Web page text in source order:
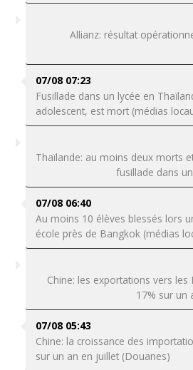
Allianz: résultat
07/08 07:23
Fusillade dans un lycée en
adolescent, est mort (médias
Thaïlande: au moins deux morts
fusillade dans
07/08 06:40
Au moins 10 élèves blessés lors
école près de Bangkok (médias
Chine: les exportations vers les
17% sur un
07/08 05:43
Chine: la croissance des
sur un an en juillet (Douanes)